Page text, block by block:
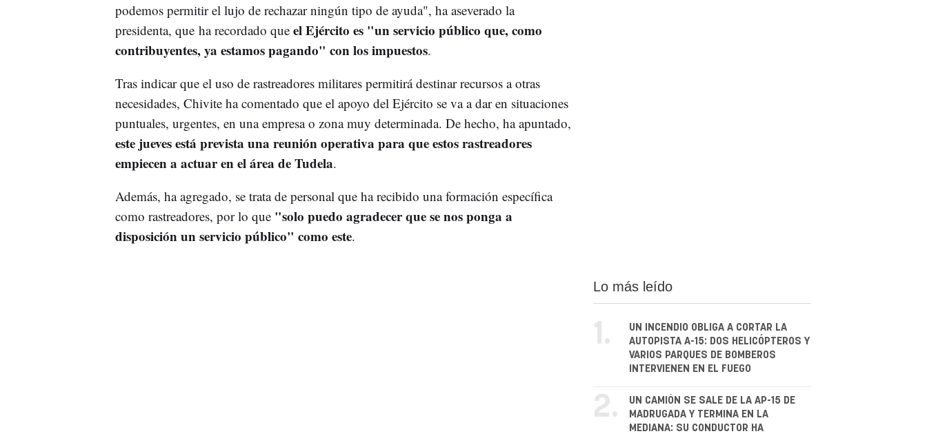
podemos permitir el lujo de rechazar ningún tipo de ayuda", ha aseverado la
presidenta, que ha recordado queel Ejército es "un servicio público que, como
contribuyentes, ya estamos pagando" con los impuestos.
Tras indicar que el uso de rastreadores militares permitirá destinar recursos a otras
necesidades, Chivite ha comentado que el apoyo del Ejército se va a dar en situaciones
puntuales, urgentes, en una empresa o zona muy determinada. De hecho, ha apuntado,
este jueves está prevista una reunión operativa para que estos rastreadores
empiecen a actuar en el área de Tudela.
Además, ha agregado, se trata de personal que ha recibido una formación específica
como rastreadores, por lo que "solo puedo agradecer que se nos ponga a
disposición un servicio público" como este.
Lo más leído
1.
UN INCENDIO OBLIGA A CORTAR LA
AUTOPISTA A-15: DOS HELICÓPTEROS Y
VARIOS PARQUES DE BOMBEROS
INTERVIENEN EN EL FUEGO
2.
UN CAMIÓN SE SALE DE LA AP-15 DE
MADRUGADA Y TERMINA EN LA
MEDIANA: SU CONDUCTOR HA